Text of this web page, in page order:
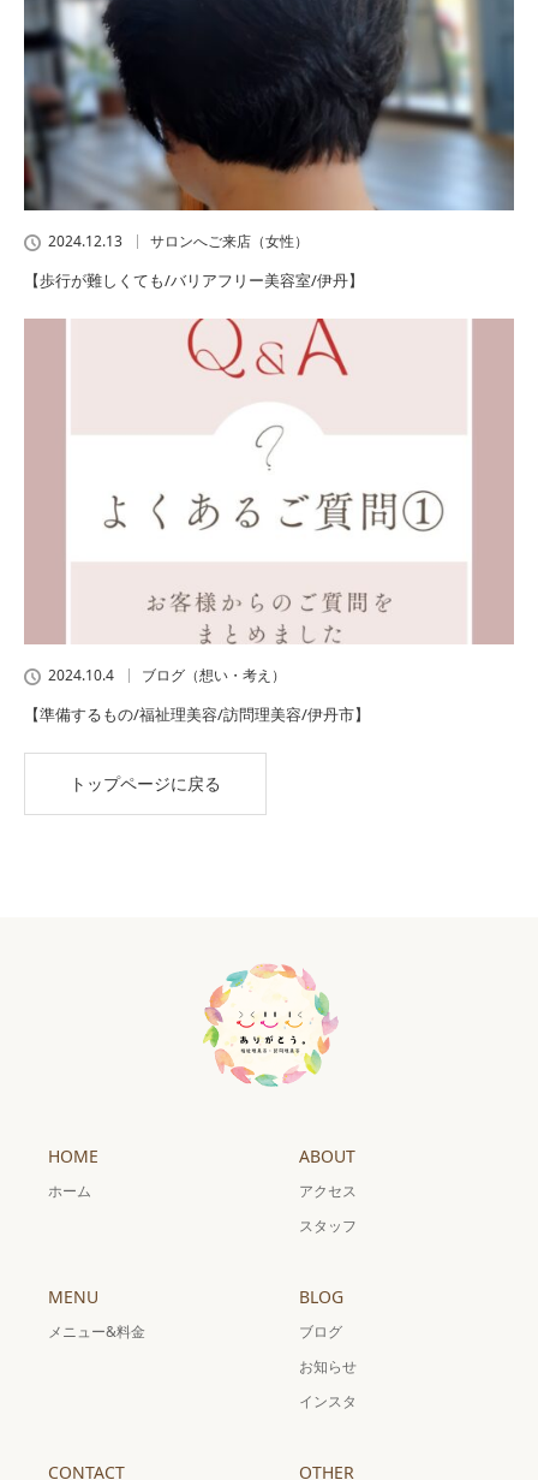
2024.12.13 サロンへご来店（女性）
【歩行が難しくても/バリアフリー美容室/伊丹】
2024.10.4 ブログ（想い・考え）
【準備するもの/福祉理美容/訪問理美容/伊丹市】
トップページに戻る
HOME
ホーム
ABOUT
アクセス
スタッフ
MENU
メニュー&料金
BLOG
ブログ
お知らせ
インスタ
CONTACT OTHER